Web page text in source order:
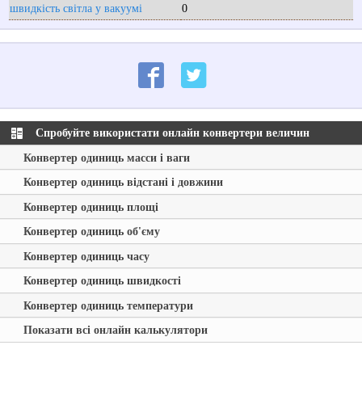
швидкість світла у вакуумі
0
Спробуйте використати онлайн конвертери величин
Конвертер одиниць масси і ваги
Конвертер одиниць відстані і довжини
Конвертер одиниць площі
Конвертер одиниць об'єму
Конвертер одиниць часу
Конвертер одиниць швидкості
Конвертер одиниць температури
Показати всі онлайн калькулятори